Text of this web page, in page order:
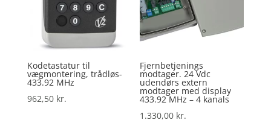
Kodetastatur til
vægmontering, trådløs-
433.92 MHz
962,50 kr.
Fjernbetjenings
modtager. 24 Vdc
udendørs extern
modtager med display
433.92 MHz – 4 kanals
1.330,00 kr.